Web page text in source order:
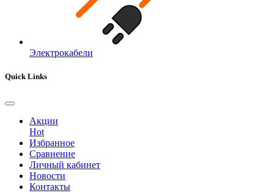
Электрокабели
Quick Links
Акции
Hot
Избранное
Сравнение
Личный кабинет
Новости
Контакты